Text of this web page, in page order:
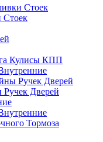
Стоек
Кулисы КПП
Ручек Дверей
Ручек Дверей
Тормоза